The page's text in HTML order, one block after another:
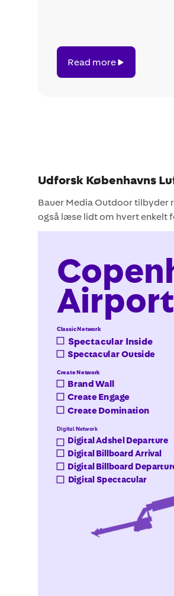
more
Read more
Udforsk Københavns
Bauer Media Outdoor tilbyder
også læse lidt om hvert enkelt